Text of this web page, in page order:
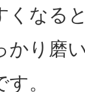
くなる
かり磨
。